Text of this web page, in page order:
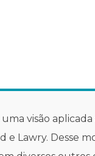
visão
Lawry. Desse